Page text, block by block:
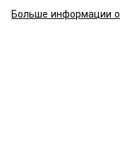
Больше информации о